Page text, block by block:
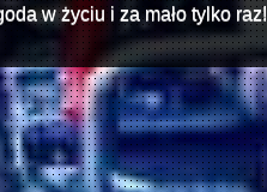
w życiu i za mało tylko raz!